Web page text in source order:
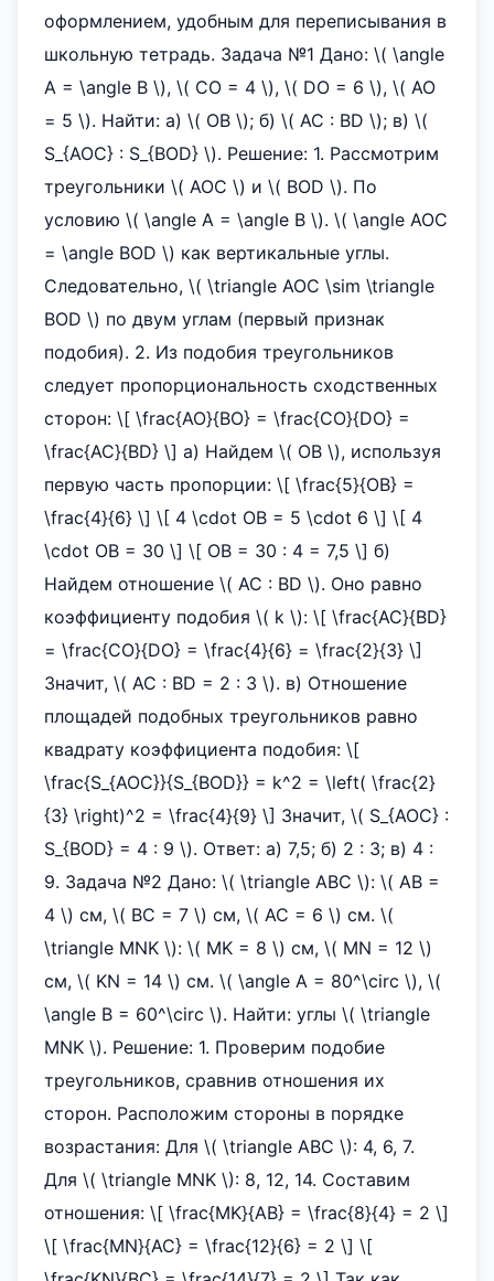
оформлением, удобным для переписывания в
школьную тетрадь. Задача №1 Дано: \( \angle
A = \angle B \), \( CO = 4 \), \( DO = 6 \), \( AO
= 5 \). Найти: а) \( OB \); б) \( AC : BD \); в) \(
S_{AOC} : S_{BOD} \). Решение: 1. Рассмотрим
треугольники \( AOC \) и \( BOD \). По
условию \( \angle A = \angle B \). \( \angle AOC
= \angle BOD \) как вертикальные углы.
Следовательно, \( \triangle AOC \sim \triangle
BOD \) по двум углам (первый признак
подобия). 2. Из подобия треугольников
следует пропорциональность сходственных
сторон: \[ \frac{AO}{BO} = \frac{CO}{DO} =
\frac{AC}{BD} \] а) Найдем \( OB \), используя
первую часть пропорции: \[ \frac{5}{OB} =
\frac{4}{6} \] \[ 4 \cdot OB = 5 \cdot 6 \] \[ 4
\cdot OB = 30 \] \[ OB = 30 : 4 = 7,5 \] б)
Найдем отношение \( AC : BD \). Оно равно
коэффициенту подобия \( k \): \[ \frac{AC}{BD}
= \frac{CO}{DO} = \frac{4}{6} = \frac{2}{3} \]
Значит, \( AC : BD = 2 : 3 \). в) Отношение
площадей подобных треугольников равно
квадрату коэффициента подобия: \[
\frac{S_{AOC}}{S_{BOD}} = k^2 = \left( \frac{2}
{3} \right)^2 = \frac{4}{9} \] Значит, \( S_{AOC} :
S_{BOD} = 4 : 9 \). Ответ: а) 7,5; б) 2 : 3; в) 4 :
9. Задача №2 Дано: \( \triangle ABC \): \( AB =
4 \) см, \( BC = 7 \) см, \( AC = 6 \) см. \(
\triangle MNK \): \( MK = 8 \) см, \( MN = 12 \)
см, \( KN = 14 \) см. \( \angle A = 80^\circ \), \(
\angle B = 60^\circ \). Найти: углы \( \triangle
MNK \). Решение: 1. Проверим подобие
треугольников, сравнив отношения их
сторон. Расположим стороны в порядке
возрастания: Для \( \triangle ABC \): 4, 6, 7.
Для \( \triangle MNK \): 8, 12, 14. Составим
отношения: \[ \frac{MK}{AB} = \frac{8}{4} = 2 \]
\[ \frac{MN}{AC} = \frac{12}{6} = 2 \] \[